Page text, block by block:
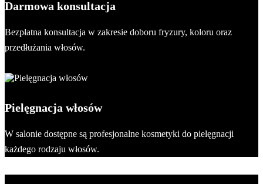
Darmowa konsultacja
Bezpłatna konsultacja w zakresie doboru fryzury, koloru oraz
przedłużania włosów.
Pielęgnacja włosów
W salonie dostępne są profesjonalne kosmetyki do pielęgnacji
każdego rodzaju włosów.